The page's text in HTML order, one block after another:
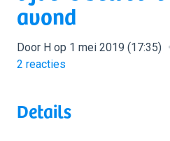
avond
Door H op 1 mei 2019 (17:35)
2 reacties
Details